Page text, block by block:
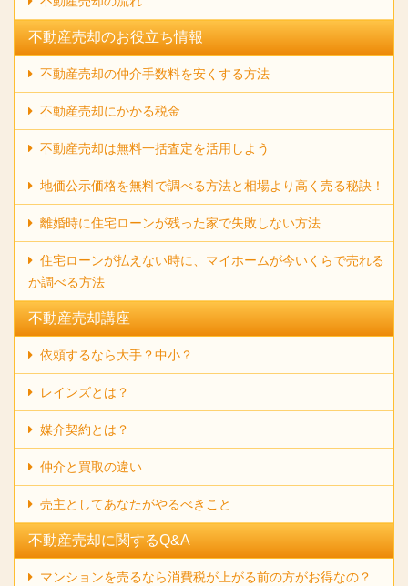
不動産売却のお役立ち情報
不動産売却の仲介手数料を安くする方法
不動産売却にかかる税金
不動産売却は無料一括査定を活用しよう
地価公示価格を無料で調べる方法と相場より高く売る秘訣！
離婚時に住宅ローンが残った家で失敗しない方法
住宅ローンが払えない時に、マイホームが今いくらで売れる
か調べる方法
不動産売却講座
依頼するなら大手？中小？
レインズとは？
媒介契約とは？
仲介と買取の違い
売主としてあなたがやるべきこと
不動産売却に関するQ&A
マンションを売るなら消費税が上がる前の方がお得なの？